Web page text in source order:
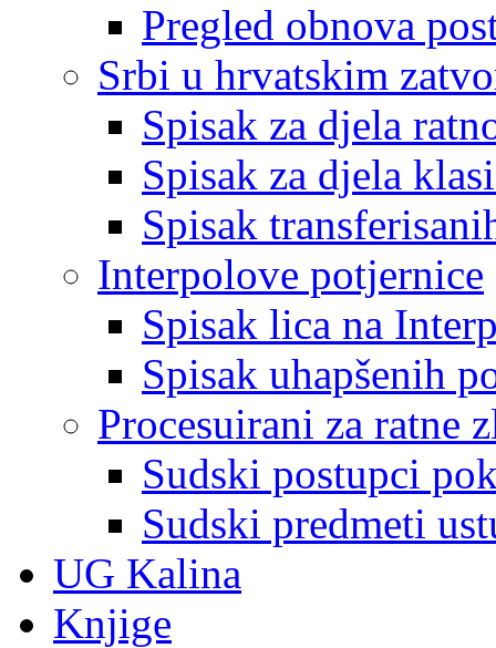
Pregled obnova
Srbi u hrvatskim
Spisak za djela
Spisak za djela
Spisak
Interpolove potjernice
Spisak lica na
Spisak uhapšenih
Procesuirani za ratne
Sudski postupci
Sudski predmeti
UG Kalina
Knjige